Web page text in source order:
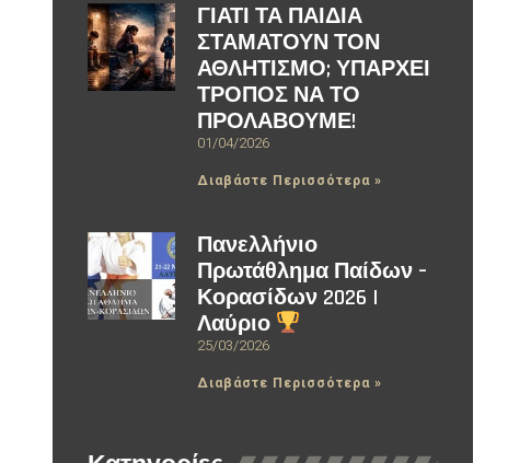
ΓΙΑΤΙ ΤΑ ΠΑΙΔΙΑ
ΣΤΑΜΑΤΟΥΝ ΤΟΝ
ΑΘΛΗΤΙΣΜΟ; ΥΠΑΡΧΕΙ
ΤΡΟΠΟΣ ΝΑ ΤΟ
ΠΡΟΛΑΒΟΥΜΕ!
01/04/2026
Διαβάστε Περισσότερα »
Πανελλήνιο
Πρωτάθλημα Παίδων –
Κορασίδων 2026 |
Λαύριο
25/03/2026
Διαβάστε Περισσότερα »